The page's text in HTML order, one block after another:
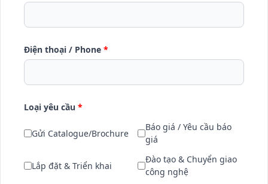
Điện thoại / Phone *
Loại yêu cầu *
Gửi Catalogue/Brochure
Báo giá / Yêu cầu báo
giá
Lắp đặt & Triển khai
Đào tạo & Chuyển giao
công nghệ